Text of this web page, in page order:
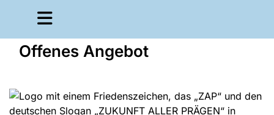
Offenes Angebot